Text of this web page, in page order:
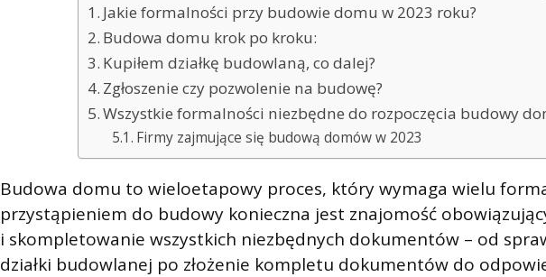
Jakie formalności przy budowie domu w 2023 roku?
Budowa domu krok po kroku:
Kupiłem działkę budowlaną, co dalej?
Zgłoszenie czy pozwolenie na budowę?
Wszystkie formalności niezbędne do rozpoczęcia budowy
Firmy zajmujące się budową domów w 2023
Budowa domu to wieloetapowy proces, który wymaga wielu
przystąpieniem do budowy konieczna jest znajomość
i skompletowanie wszystkich niezbędnych dokumentów – od
działki budowlanej po złożenie kompletu dokumentów do